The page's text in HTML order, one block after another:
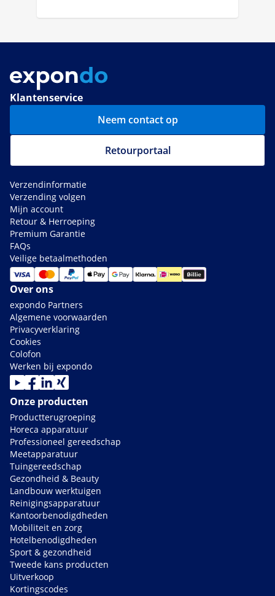
Klantenservice
Neem contact op
Retourportaal
Verzendinformatie
Verzending volgen
Mijn account
Retour & Herroeping
Premium Garantie
FAQs
Veilige betaalmethoden
Over ons
expondo Partners
Algemene voorwaarden
Privacyverklaring
Cookies
Colofon
Werken bij expondo
Onze producten
Productterugroeping
Horeca apparatuur
Professioneel gereedschap
Meetapparatuur
Tuingereedschap
Gezondheid & Beauty
Landbouw werktuigen
Reinigingsapparatuur
Kantoorbenodigdheden
Mobiliteit en zorg
Hotelbenodigdheden
Sport & gezondheid
Tweede kans producten
Uitverkoop
Kortingscodes